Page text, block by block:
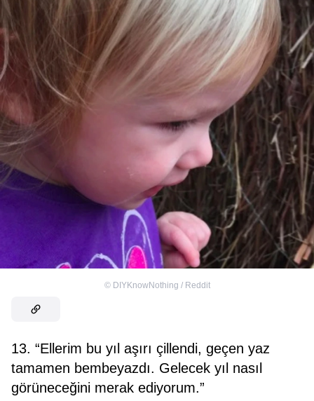
© DIYKnowNothing / Reddit
13. “Ellerim bu yıl aşırı çillendi, geçen yaz
tamamen bembeyazdı. Gelecek yıl nasıl
görüneceğini merak ediyorum.”